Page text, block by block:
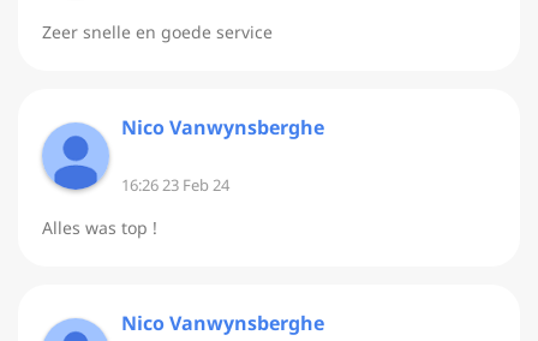
Zeer snelle en goede service
Nico Vanwynsberghe
16:26 23 Feb 24
Alles was top !
Nico Vanwynsberghe